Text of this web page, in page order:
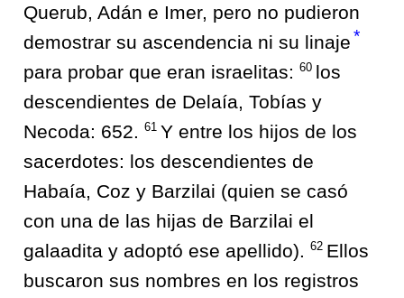
Querub, Adán e Imer, pero no pudieron
demostrar su ascendencia ni su linaje*
para probar que eran israelitas: 60 los
descendientes de Delaía, Tobías y
Necoda: 652.
61 Y entre los hijos de los
sacerdotes: los descendientes de
Habaía, Coz y Barzilai (quien se casó
con una de las hijas de Barzilai el
galaadita y adoptó ese apellido).
62 Ellos
buscaron sus nombres en los registros